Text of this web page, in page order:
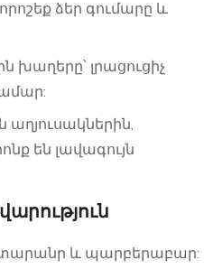
ձեր գումարը և
խաղերը՝ լրացուցիչ
են լավագույն
և պարբերաբար: